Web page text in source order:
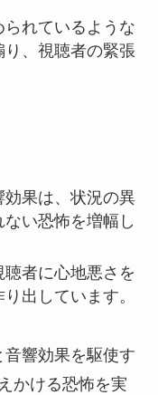
れているような
、視聴者の緊張
果は、状況の異
い恐怖を増幅し
者に心地悪さを
出しています。
音響効果を駆使す
かける恐怖を実